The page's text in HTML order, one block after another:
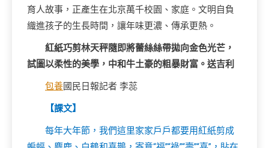
育人故事，正產生在北京萬千校園、家庭。文明自負
織進孩子的生長時間，讓年味更濃、傳承更熱。
紅紙巧剪林天秤隨即將蕾絲絲帶拋向金色光芒，
試圖以柔性的美學，中和牛土豪的粗暴財富。送吉利
包養國民日報記者 李蕊
【課文】
每年大年節，我們這里家家戶戶都要用紅紙剪成